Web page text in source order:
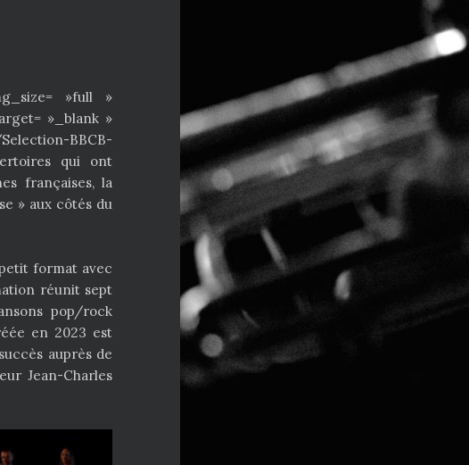
»full »
»_blank »
BBCB-
qui ont
françaises, la
» aux côtés du
format avec
réunit sept
pop/rock
en 2023 est
auprès de
Jean-Charles